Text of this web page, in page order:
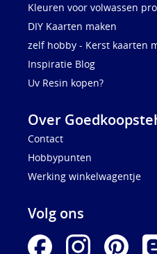
Kleuren voor volwassen
DIY Kaarten maken
zelf hobby - Kerst kaarten
Inspiratie Blog
Uv Resin kopen?
Over
Contact
Hobbypunten
Werking winkelwagentje
Volg ons